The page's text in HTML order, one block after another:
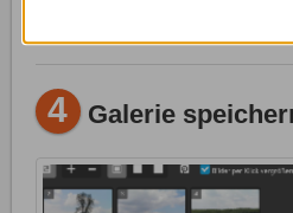
4 Galerie